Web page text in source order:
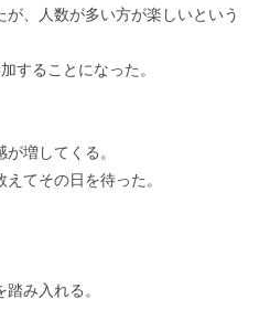
、人数が多い方が楽しいという
することになった。
増してくる。
てその日を待った。
み入れる。